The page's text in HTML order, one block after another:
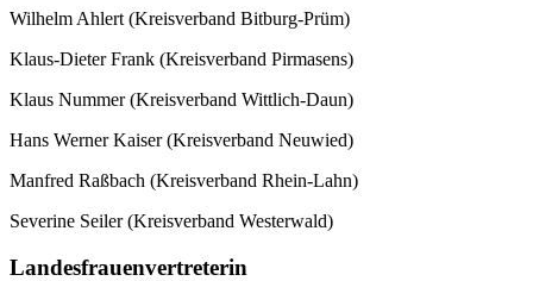
Wilhelm Ahlert (Kreisverband Bitburg-Prüm)
Klaus-Dieter Frank (Kreisverband Pirmasens)
Klaus Nummer (Kreisverband Wittlich-Daun)
Hans Werner Kaiser (Kreisverband Neuwied)
Manfred Raßbach (Kreisverband Rhein-Lahn)
Severine Seiler (Kreisverband Westerwald)
Landesfrauenvertreterin